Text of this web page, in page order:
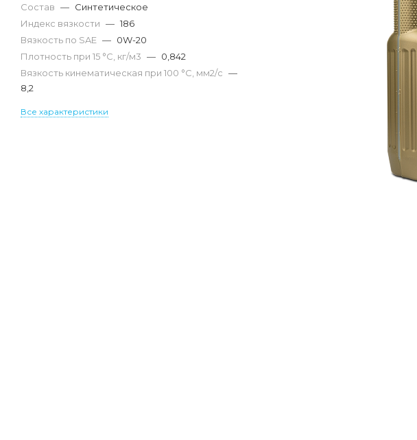
Состав — Синтетическое
Индекс вязкости — 186
Вязкость по SAE — 0W-20
Плотность при 15 °С, кг/м3 — 0,842
Вязкость кинематическая при 100 °С, мм2/с —
8,2
Все характеристики